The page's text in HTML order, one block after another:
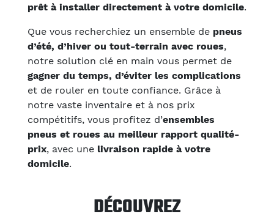
prêt à installer directement à votre domicile.
Que vous recherchiez un ensemble de pneus
d’été, d’hiver ou tout-terrain avec roues,
notre solution clé en main vous permet de
gagner du temps, d’éviter les complications
et de rouler en toute confiance. Grâce à
notre vaste inventaire et à nos prix
compétitifs, vous profitez d’ensembles
pneus et roues au meilleur rapport qualité-
prix, avec une livraison rapide à votre
domicile.
DÉCOUVREZ